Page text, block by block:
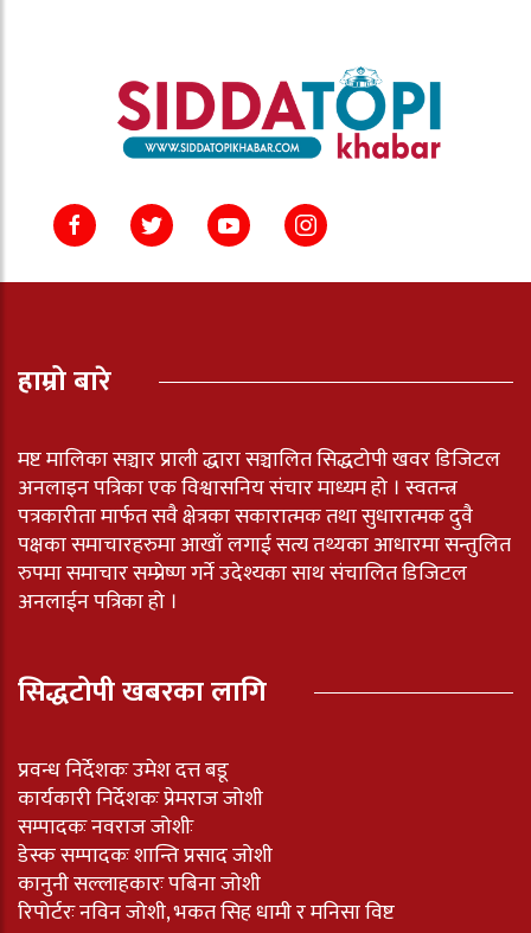
हाम्रो बारे
मष्ट मालिका सञ्चार प्राली द्धारा सञ्चालित सिद्धटोपी खवर डिजिटल
अनलाइन पत्रिका एक विश्वासनिय संचार माध्यम हो । स्वतन्त्र
पत्रकारीता मार्फत सवै क्षेत्रका सकारात्मक तथा सुधारात्मक दुवै
पक्षका समाचारहरुमा आखाँ लगाई सत्य तथ्यका आधारमा सन्तुलित
रुपमा समाचार सम्प्रेष्ण गर्ने उदेश्यका साथ संचालित डिजिटल
अनलाईन पत्रिका हो ।
सिद्धटोपी खबरका लागि
प्रवन्ध निर्देशकः उमेश दत्त बडू
कार्यकारी निर्देशकः प्रेमराज जोशी
सम्पादकः नवराज जोशीः
डेस्क सम्पादकः शान्ति प्रसाद जोशी
कानुनी सल्लाहकारः पबिना जोशी
रिपोर्टरः नविन जोशी, भकत सिह धामी र मनिसा विष्ट